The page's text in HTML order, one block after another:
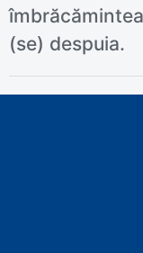
(se) despuia.